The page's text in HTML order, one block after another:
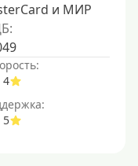
и МИР
4
5